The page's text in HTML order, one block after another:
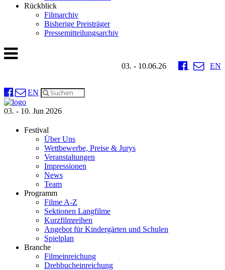
Rückblick
Filmarchiv
Bisherige Preisträger
Pressemitteilungsarchiv
03. - 10.06.26 EN
EN
03. - 10. Jun 2026
Festival
Über Uns
Wettbewerbe, Preise & Jurys
Veranstaltungen
Impressionen
News
Team
Programm
Filme A-Z
Sektionen Langfilme
Kurzfilmreihen
Angebot für Kindergärten und Schulen
Spielplan
Branche
Filmeinreichung
Drehbucheinreichung